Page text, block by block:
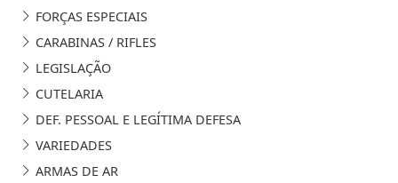
FORÇAS ESPECIAIS
CARABINAS / RIFLES
LEGISLAÇÃO
CUTELARIA
DEF. PESSOAL E LEGÍTIMA DEFESA
VARIEDADES
ARMAS DE AR